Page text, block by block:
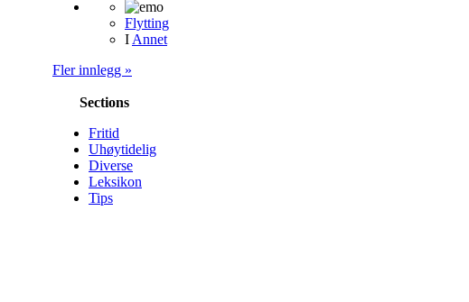
Flytting
I Annet
Fler innlegg »
Sections
Fritid
Uhøytidelig
Diverse
Leksikon
Tips